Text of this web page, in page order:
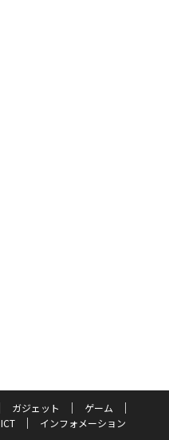
ガジェット
ゲーム
ICT
インフォメーション